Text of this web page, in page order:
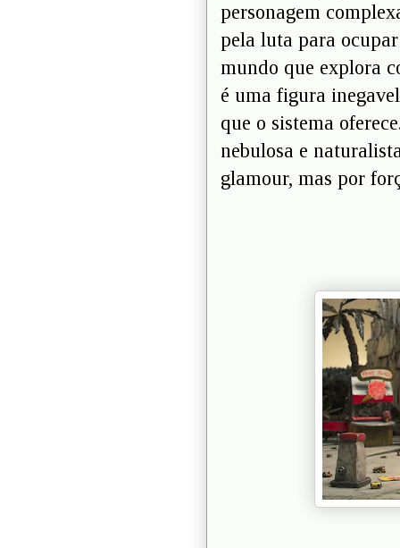
personagem
pela luta para
mundo que explora
é uma figura
que o sistema
nebulosa e
glamour, mas por